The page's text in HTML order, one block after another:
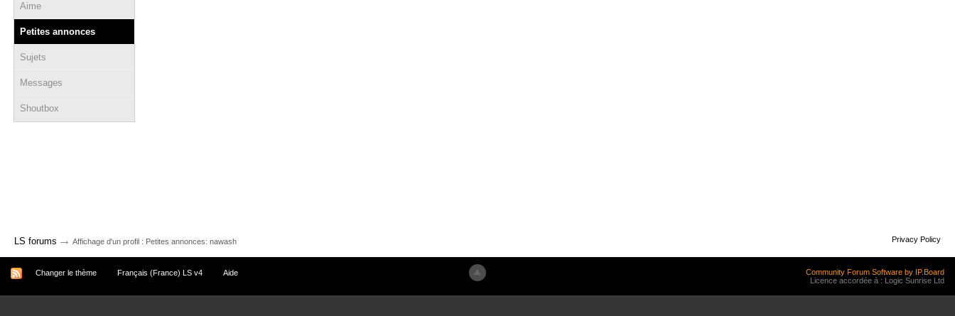
Aime
Petites annonces
Sujets
Messages
Shoutbox
LS forums → Affichage d'un profil : Petites annonces: nawash Privacy Policy
Changer le thème Français (France) LS v4 Aide
Community Forum Software by IP.Board
Licence accordée à : Logic Sunrise Ltd